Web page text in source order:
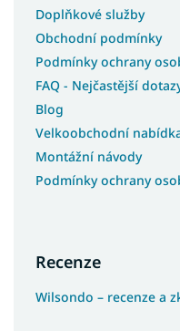
Doplňkové služby
Obchodní podmínky
Podmínky ochrany
FAQ - Nejčastější
Blog
Velkoobchodní
Montážní návody
Podmínky ochrany
Recenze
Wilsondo – recenze a